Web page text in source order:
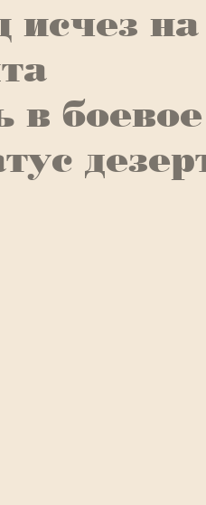
исчез на
в боевое